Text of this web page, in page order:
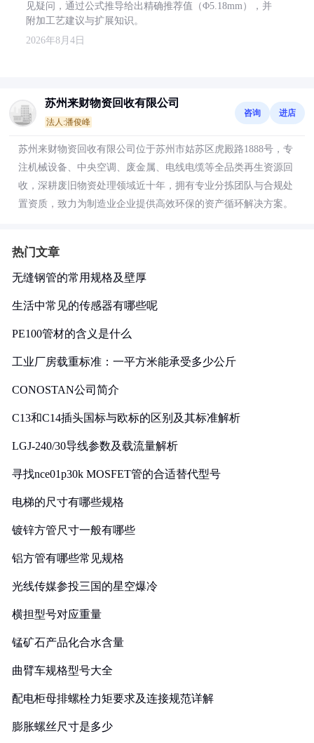
见疑问，通过公式推导给出精确推荐值（Φ5.18mm），并
附加工艺建议与扩展知识。
2026年8月4日
苏州来财物资回收有限公司
法人:潘俊峰
咨询 进店
苏州来财物资回收有限公司位于苏州市姑苏区虎殿路1888号，专
注机械设备、中央空调、废金属、电线电缆等全品类再生资源回
收，深耕废旧物资处理领域近十年，拥有专业分拣团队与合规处
置资质，致力为制造业企业提供高效环保的资产循环解决方案。
热门文章
无缝钢管的常用规格及壁厚
生活中常见的传感器有哪些呢
PE100管材的含义是什么
工业厂房载重标准：一平方米能承受多少公斤
CONOSTAN公司简介
C13和C14插头国标与欧标的区别及其标准解析
LGJ-240/30导线参数及载流量解析
寻找nce01p30k MOSFET管的合适替代型号
电梯的尺寸有哪些规格
镀锌方管尺寸一般有哪些
铝方管有哪些常见规格
光线传媒参投三国的星空爆冷
横担型号对应重量
锰矿石产品化合水含量
曲臂车规格型号大全
配电柜母排螺栓力矩要求及连接规范详解
膨胀螺丝尺寸是多少